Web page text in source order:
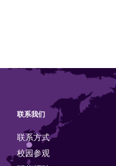
联系我们
联系方式
校园参观